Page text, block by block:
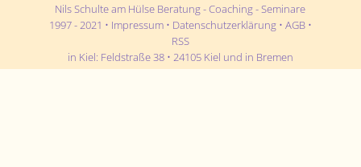
Nils Schulte am Hülse Beratung - Coaching - Seminare
1997 - 2021 • Impressum• Datenschutzerklärung• AGB•
RSS
in Kiel: Feldstraße 38• 24105 Kiel und in Bremen